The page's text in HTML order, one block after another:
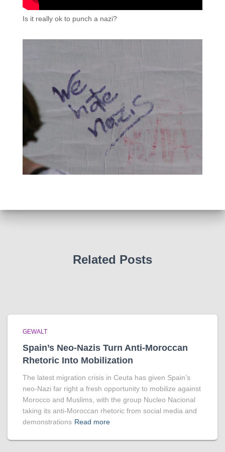
Is it really ok to punch a nazi?
Related Posts
GEWALT
Spain’s Neo-Nazis Turn Anti-Moroccan
Rhetoric Into Mobilization
The latest migration crisis in Ceuta has given Spain’s
neo-Nazi far right a fresh opportunity to mobilize against
Morocco and Muslims, with the group Nucleo Nacional
taking its anti-Moroccan rhetoric from social media and
demonstrations Read more